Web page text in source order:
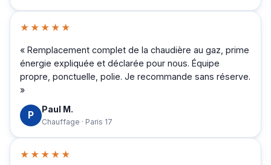
★★★★★
« Remplacement complet de la chaudière au gaz, prime
énergie expliquée et déclarée pour nous. Équipe
propre, ponctuelle, polie. Je recommande sans réserve.
»
P Paul M.
Chauffage · Paris 17
★★★★★